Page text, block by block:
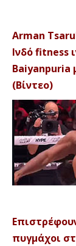
Arman
Ινδό fitness
Baiyanpuria
(Βίντεο)
πυγμάχοι